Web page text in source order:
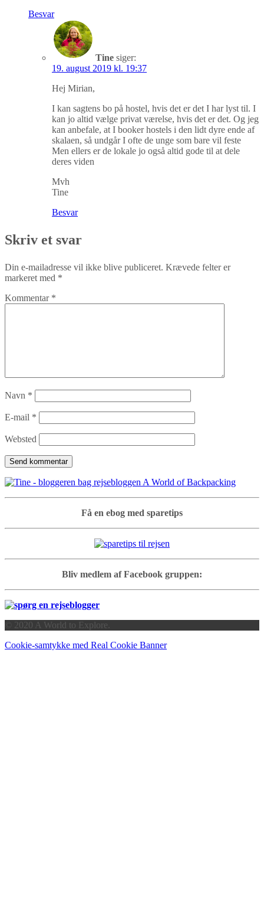
Besvar
Tine siger:
19. august 2019 kl. 19:37
Hej Mirian,
I kan sagtens bo på hostel, hvis det er det I har lyst til. I
kan jo altid vælge privat værelse, hvis det er det. Og jeg
kan anbefale, at I booker hostels i den lidt dyre ende af
skalaen, så undgår I ofte de unge som bare vil feste
Men ellers er de lokale jo også altid gode til at dele
deres viden
Mvh
Tine
Besvar
Skriv et svar
Din e-mailadresse vil ikke blive publiceret. Krævede felter er
markeret med *
Kommentar *
Navn *
E-mail *
Websted
Få en ebog med sparetips
Bliv medlem af Facebook gruppen:
© 2020 A World to Explore.
Cookie-samtykke med Real Cookie Banner